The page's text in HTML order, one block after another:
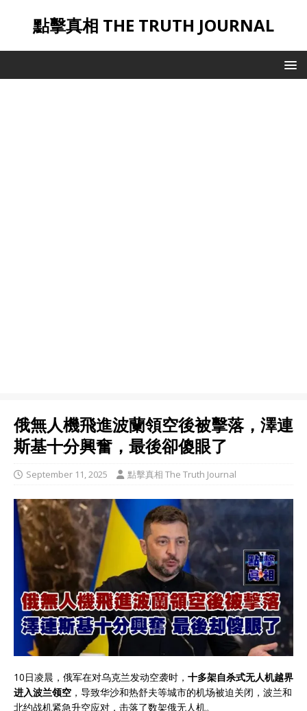
點擊真相 THE TRUTH JOURNAL
俄無人機飛進波蘭領空後被擊落，澤連
斯基十分興奮，最後卻傻眼了
September 11, 2025 點擊真相 The Truth Journal
10日凌晨，俄军在对乌克兰发动空袭时， 十多架自杀式无人机越界
进入波兰领空 ，导致华沙和热舒夫等城市的机场被迫关闭，波兰和
北约战机紧急升空应对，击落了数架俄无人机。